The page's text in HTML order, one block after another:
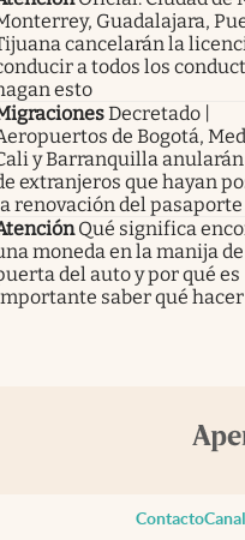
Guadalajara,
cancelarán la
a todos los
esto
Decretado |
de Bogotá,
y Barranquilla
extranjeros que hayan
renovación del pasaporte
Qué significa
moneda en la manija
del auto y por qué es
saber qué hacer
Contacto